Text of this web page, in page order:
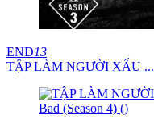
END13
TẬP LÀM NGƯỜI XẤU ...